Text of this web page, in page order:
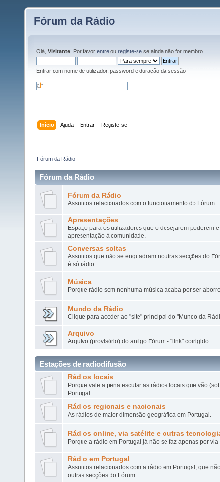
Fórum da Rádio
Olá, Visitante . Por favor entre ou registe-se se ainda não for membro.
Entrar com nome de utilizador, password e duração da sessão
Início Ajuda Entrar Registe-se
Fórum da Rádio
Fórum da Rádio
Fórum da Rádio
Assuntos relacionados com o funcionamento do Fórum.
Apresentações
Espaço para os utilizadores que o desejarem poderem
apresentação à comunidade.
Conversas soltas
Assuntos que não se enquadram noutras secções do
é só rádio.
Música
Porque rádio sem nenhuma música acaba por ser
Mundo da Rádio
Clique para aceder ao "site" principal do "Mundo da
Arquivo
Arquivo (provisório) do antigo Fórum - "link" corrigido
Estações de radiodifusão
Rádios locais
Porque vale a pena escutar as rádios locais que vão
Portugal.
Rádios regionais e nacionais
As rádios de maior dimensão geográfica em Portugal.
Rádios online, via satélite e outras
Porque a rádio em Portugal já não se faz apenas por via
Rádio em Portugal
Assuntos relacionados com a rádio em Portugal, que
outras secções do Fórum.